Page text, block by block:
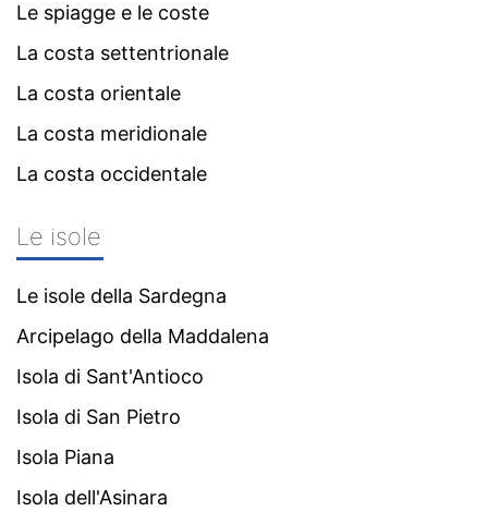
Le spiagge e le coste
La costa settentrionale
La costa orientale
La costa meridionale
La costa occidentale
Le isole
Le isole della Sardegna
Arcipelago della Maddalena
Isola di Sant'Antioco
Isola di San Pietro
Isola Piana
Isola dell'Asinara